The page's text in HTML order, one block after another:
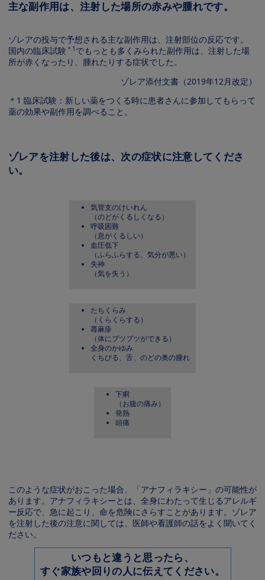
主な副作用は、注射した場所の赤みや腫れです。
ゾレアの投与で予想される主な副作用は、注射部位の反応です。
国内の臨床試験 ＊1 でもっとも多くみられた副作用は、注射した場
所が赤くなったり、腫れたりする症状でした。
ゾレア添付文書（2019年12月改定）
＊1 臨床試験：新しい薬をつくる時に患者さんに参加してもらって
薬の効果や副作用を調べること。
ゾレアを注射した後は、次の症状に注意してくださ
い。
気管支のけいれん
（のどがくるしくなる）
呼吸困難
（息がくるしい）
血圧低下
（ふらふらする、気分が悪い）
失神
（気を失う）
たちくらみ
（くらくらする）
蕁麻疹
（体にブツブツができる）
全身のかゆみ
くちびる、舌、のどの奥の腫れ
下痢
（お腹の痛み）
発熱
頭痛
このような症状がおこった場合、「アナフィラキシー」の可能性が
あります。アナフィラキシーとは、全身にわたって生じるアレルギ
ー反応で、急に起こり、命を危険にさらすことがあります。ゾレア
を注射した後の注意に関しては、医師や看護師の話をよく聞いてく
ださい。
いつもと違うと思ったら、
すぐ家族や回りの人に伝えてください。